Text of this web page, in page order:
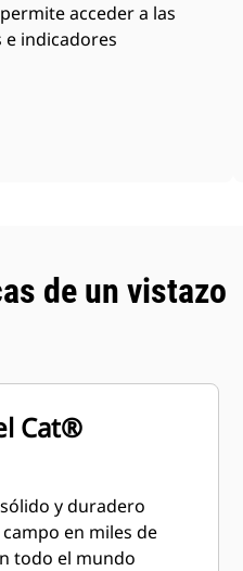
acceder a las
indicadores
de un vistazo
Cat®
y duradero
en miles de
todo el mundo